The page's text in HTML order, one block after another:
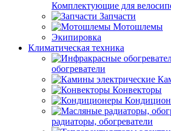
Комплектующие для
Запчасти
Мотошлемы
Экипировка
Климатическая техника
обогреватели
Конвекторы
радиаторы, обогреватели